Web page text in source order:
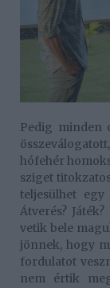
Pedig minden
hófehér
sziget
teljesülhet
Átverés?
vetik bele
jönnek, hogy
fordulatot
nem értik